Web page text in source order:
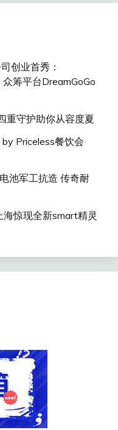
创业首秀：
筹平台DreamGoGo
重守护助你从容度夏
Priceless餐饮会
池军工抗造 传奇耐
海惊现全新smart精灵